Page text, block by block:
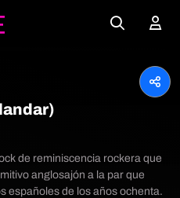
de reminiscencia rockera que
anglosajón a la par que
españoles de los años ochenta.